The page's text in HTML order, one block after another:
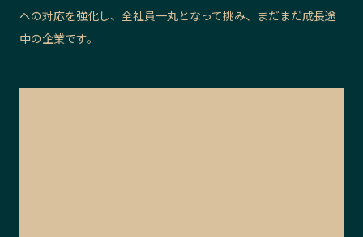
への対応を強化し、全社員一丸となって挑み、まだまだ成長途
中の企業です。